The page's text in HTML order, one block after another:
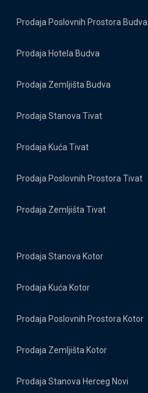
Prodaja Poslovnih Prostora Budva
Prodaja Hotela Budva
Prodaja Zemljišta Budva
Prodaja Stanova Tivat
Prodaja Kuća Tivat
Prodaja Poslovnih Prostora Tivat
Prodaja Zemljišta Tivat
Prodaja Stanova Kotor
Prodaja Kuća Kotor
Prodaja Poslovnih Prostora Kotor
Prodaja Zemljišta Kotor
Prodaja Stanova Herceg Novi